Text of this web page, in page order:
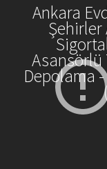
Ankara
Şehirler
Asansörlü
Depolama